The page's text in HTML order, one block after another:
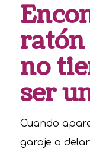
ratón
no
ser
Cuando
garaje o